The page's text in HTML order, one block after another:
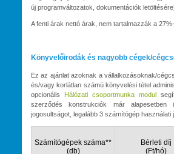
új programváltozatok, dokumentációk
A fenti árak nettó árak, nem tartalmazzák a
Könyvelőirodák és nagyobb cégek/
Ez az ajánlat azoknak a vállalkozásoknak/
és/vagy korlátlan számú könyvelési tétel
opcionális Hálózati csoportmunka modul
szerződés konstrukciók már alapesetben
jogosultságot, legalább 3 számítógép használati
Számítógépek száma**
(db)
Bérleti díj
(Ft/hó)